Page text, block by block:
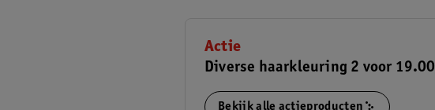
Actie
Diverse haarkleuring 2 voor 19.00
Bekijk alle actieproducten